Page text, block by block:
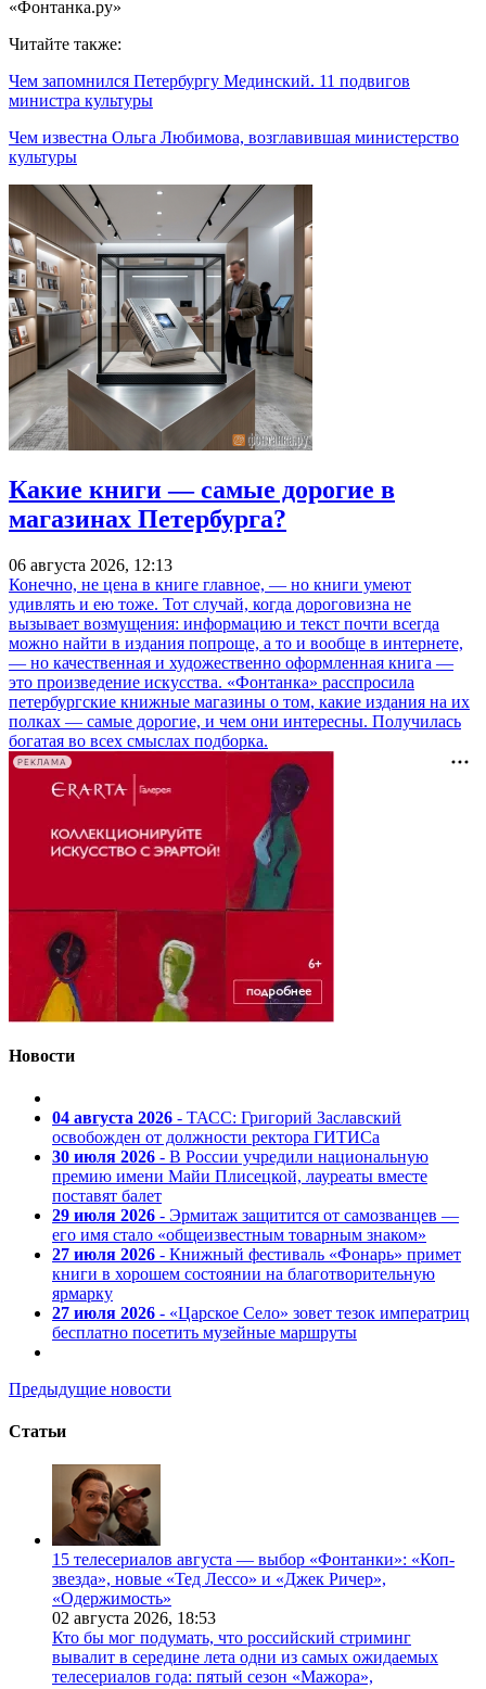
«Фонтанка.ру»
Читайте также:
Чем запомнился Петербургу Мединский. 11 подвигов
министра культуры
Чем известна Ольга Любимова, возглавившая министерство
культуры
Какие книги — самые дорогие в
магазинах Петербурга?
06 августа 2026, 12:13
Конечно, не цена в книге главное, — но книги умеют
удивлять и ею тоже. Тот случай, когда дороговизна не
вызывает возмущения: информацию и текст почти всегда
можно найти в издания попроще, а то и вообще в интернете,
— но качественная и художественно оформленная книга —
это произведение искусства. «Фонтанка» расспросила
петербургские книжные магазины о том, какие издания на их
полках — самые дорогие, и чем они интересны. Получилась
богатая во всех смыслах подборка.
РЕКЛАМА
Новости
04 августа 2026 - ТАСС: Григорий Заславский
освобожден от должности ректора ГИТИСа
30 июля 2026 - В России учредили национальную
премию имени Майи Плисецкой, лауреаты вместе
поставят балет
29 июля 2026 - Эрмитаж защитится от самозванцев —
его имя стало «общеизвестным товарным знаком»
27 июля 2026 - Книжный фестиваль «Фонарь» примет
книги в хорошем состоянии на благотворительную
ярмарку
27 июля 2026 - «Царское Село» зовет тезок императриц
бесплатно посетить музейные маршруты
Предыдущие новости
Статьи
15 телесериалов августа — выбор «Фонтанки»: «Коп-
звезда», новые «Тед Лессо» и «Джек Ричер»,
«Одержимость»
02 августа 2026, 18:53
Кто бы мог подумать, что российский стриминг
вывалит в середине лета одни из самых ожидаемых
телесериалов года: пятый сезон «Мажора»,